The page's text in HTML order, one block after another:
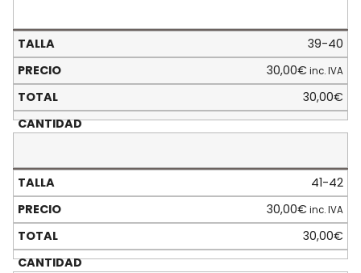
39-40
30,00€ inc. IVA
30,00€
41-42
30,00€inc. IVA
30,00€